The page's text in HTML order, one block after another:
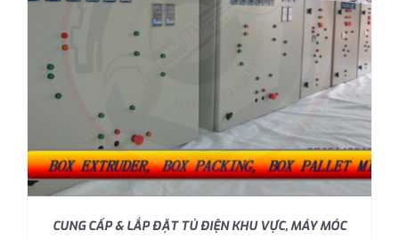
CUNG CẤP & LẮP ĐẶT TỦ ĐIỆN KHU VỰC, MÁY MÓC